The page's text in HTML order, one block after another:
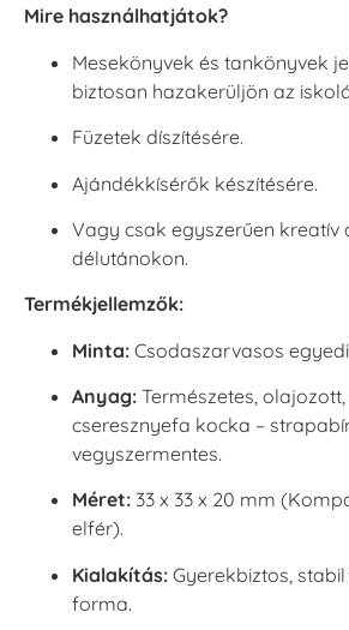
Mire használhatjátok?
Mesekönyvek és tankönyvek
biztosan hazakerüljön az
Füzetek díszítésére.
Ajándékkísérők készítésére.
Vagy csak egyszerűen kreatív
délutánokon.
Termékjellemzők:
Minta: Csodaszarvasos
Anyag: Természetes,
cseresznyefa kocka –
vegyszermentes.
Méret: 33 x 33 x 20 mm
elfér).
Kialakítás: Gyerekbiztos,
forma.